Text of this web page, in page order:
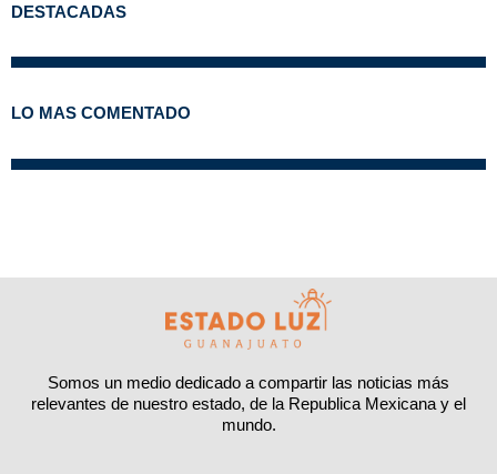
DESTACADAS
LO MAS COMENTADO
Somos un medio dedicado a compartir las noticias más
relevantes de nuestro estado, de la Republica Mexicana y el
mundo.